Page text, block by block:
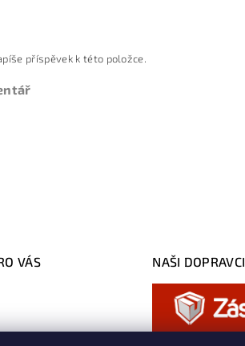
příspěvek k této položce.
VÁS NAŠI DOPRAVCI